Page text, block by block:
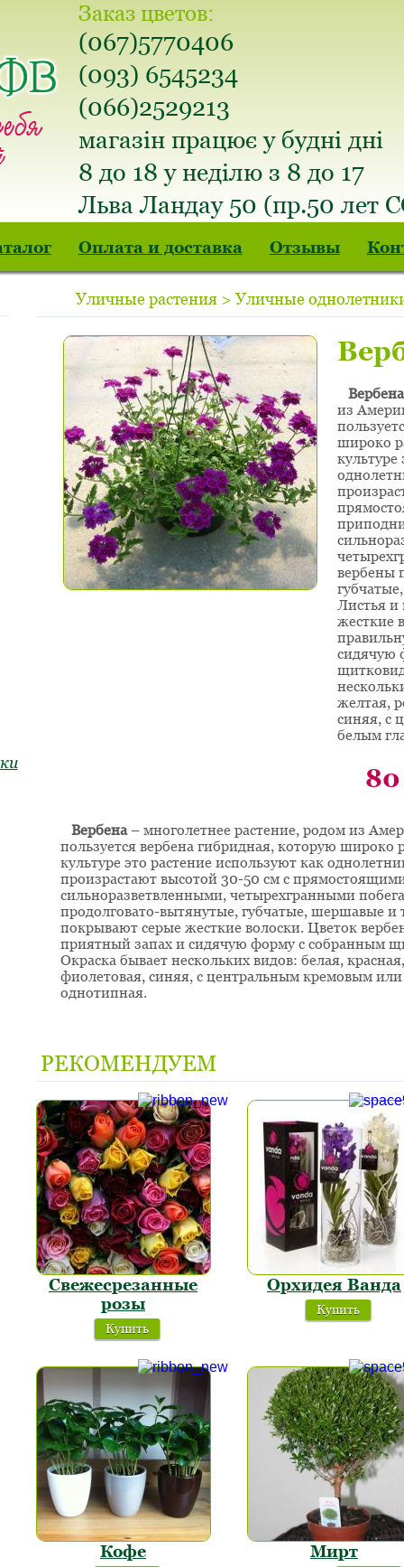
Заказ цветов:
(067)5770406
(093) 6545234
(066)2529213
магазін працює у будні дні
8 до 18 у неділю з 8 до 17
Льва Ландау 50 (пр.50 лет
Оплата и доставка Отзывы
Уличные растения > Уличные
Вербена
из
широко
культуре
вербены
Листья и
жесткие
сидячую
желтая,
синяя, с
белым
80
Вербена– многолетнее растение, родом из
пользуется вербена гибридная, которую широко
культуре это растение используют как
произрастают высотой 30-50 см с
сильноразветвленными, четырехгранными
продолговато-вытянутые, губчатые, шершавые и
покрывают серые жесткие волоски. Цветок
приятный запах и сидячую форму с собранным
Окраска бывает нескольких видов: белая,
фиолетовая, синяя, с центральным кремовым
однотипная.
РЕКОМЕНДУЕМ
Свежесрезанные
розы
Купить
Орхидея Ванда
Купить
Кофе Мирт